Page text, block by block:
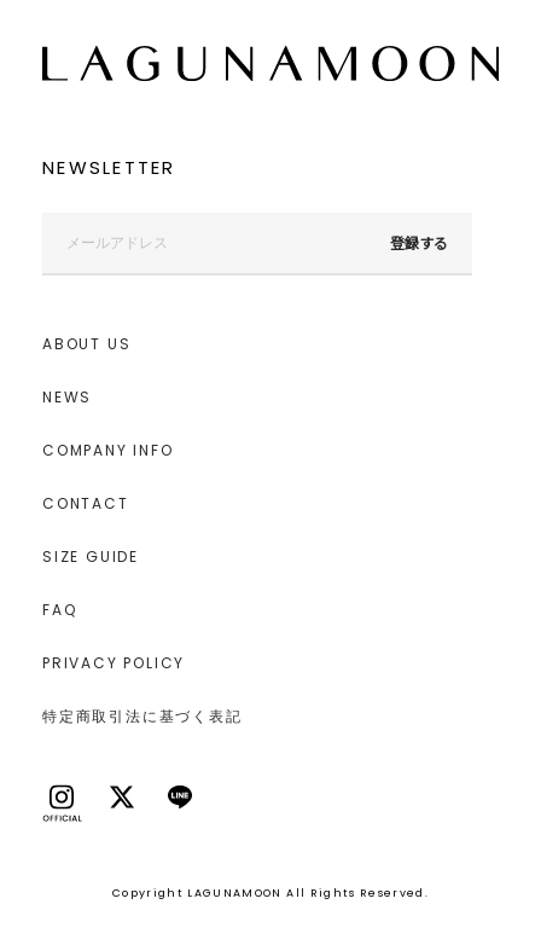
NEWSLETTER
登録する
ABOUT US
NEWS
COMPANY INFO
CONTACT
SIZE GUIDE
FAQ
PRIVACY POLICY
特定商取引法に基づく表記
Copyright LAGUNAMOON All Rights Reserved.